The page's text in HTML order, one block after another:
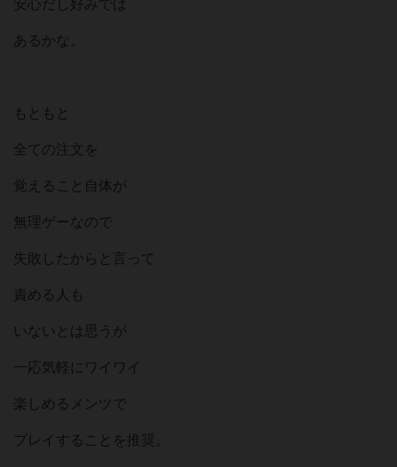
安心だし好みでは
あるかな。
もともと
全ての注文を
覚えること自体が
無理ゲーなので
失敗したからと言って
責める人も
いないとは思うが
一応気軽にワイワイ
楽しめるメンツで
プレイすることを推奨。